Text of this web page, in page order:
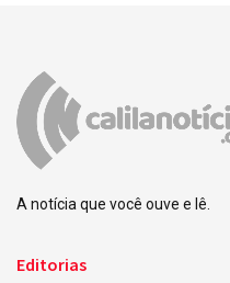
A notícia que você ouve e lê.
Editorias